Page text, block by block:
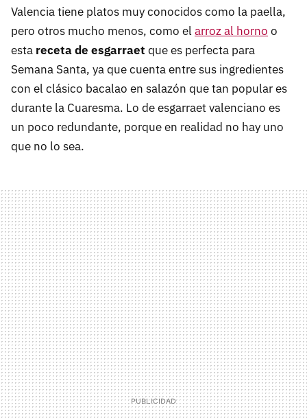
Valencia tiene platos muy conocidos como la paella,
pero otros mucho menos, como el arroz al horno o
esta receta de esgarraet que es perfecta para
Semana Santa, ya que cuenta entre sus ingredientes
con el clásico bacalao en salazón que tan popular es
durante la Cuaresma. Lo de esgarraet valenciano es
un poco redundante, porque en realidad no hay uno
que no lo sea.